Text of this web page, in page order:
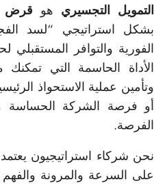
التمويل التجسيري هو قرض
بشكل استراتيجي “لسد
الفورية والتوافر
الأداة الحاسمة التي
وتأمين عملية الاستحواذ
أو فرصة الشركة
الفرصة.
نحن شركاء استراتيجيون
على السرعة والمرونة والفهم